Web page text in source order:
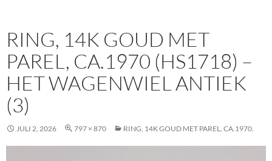
RING, 14K GOUD MET
PAREL, CA.1970 (HS1718) –
HET WAGENWIEL ANTIEK
(3)
JULI 2, 2026 797 × 870 RING, 14K GOUD MET PAREL, CA.1970.